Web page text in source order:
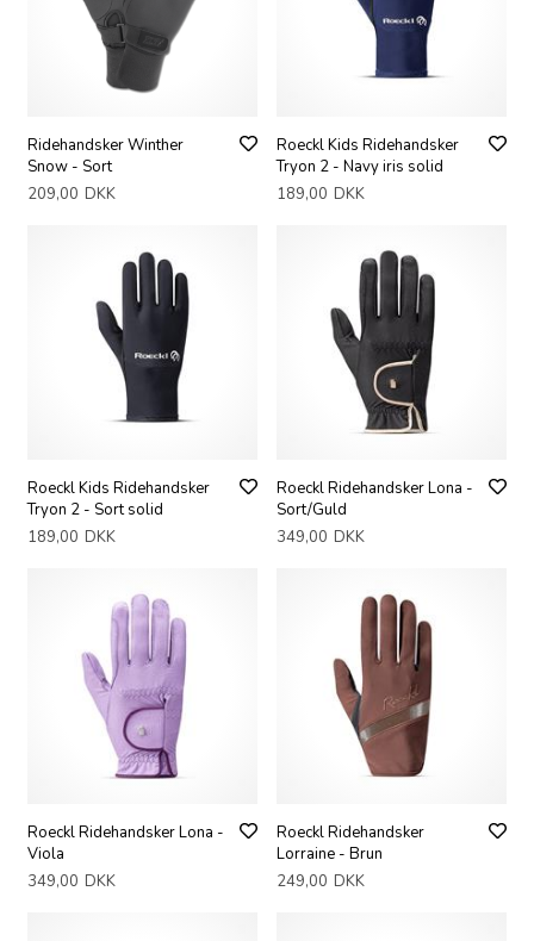
Ridehandsker Winther
Snow - Sort
209,00 DKK
Roeckl Kids Ridehandsker
Tryon 2 - Navy iris solid
189,00 DKK
Roeckl Kids Ridehandsker
Tryon 2 - Sort solid
189,00 DKK
Roeckl Ridehandsker Lona -
Sort/Guld
349,00 DKK
Roeckl Ridehandsker Lona -
Viola
349,00 DKK
Roeckl Ridehandsker
Lorraine - Brun
249,00 DKK